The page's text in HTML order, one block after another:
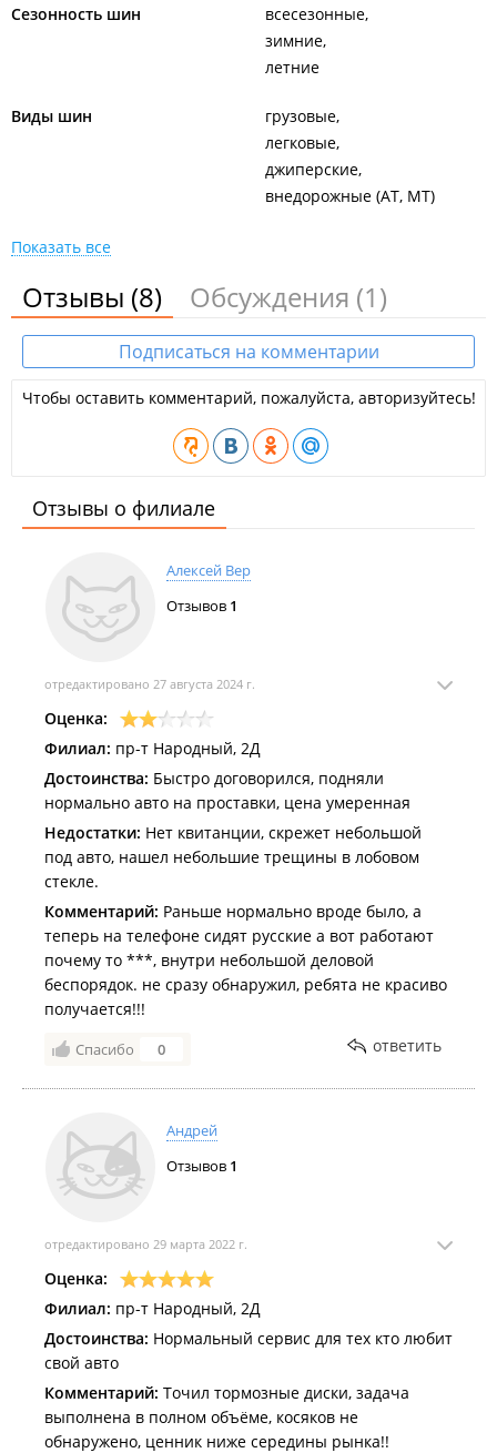
Сезонность шин
всесезонные
зимние
летние
Виды шин
грузовые
легковые
джиперские
внедорожные (AT, MT)
Показать все
Отзывы (8) Обсуждения (1)
Подписаться на комментарии
Чтобы оставить комментарий, пожалуйста, авторизуйтесь!
Отзывы о филиале
Алексей Вер
Отзывов 1
отредактировано 27 августа 2024 г.
Оценка:
Филиал: пр-т Народный, 2Д
Достоинства: Быстро договорился, подняли
нормально авто на проставки, цена умеренная
Недостатки: Нет квитанции, скрежет небольшой
под авто, нашел небольшие трещины в лобовом
стекле.
Комментарий: Раньше нормально вроде было, а
теперь на телефоне сидят русские а вот работают
почему то ***, внутри небольшой деловой
беспорядок. не сразу обнаружил, ребята не красиво
получается!!!
Спасибо 0 ответить
Андрей
Отзывов 1
отредактировано 29 марта 2022 г.
Оценка:
Филиал: пр-т Народный, 2Д
Достоинства: Нормальный сервис для тех кто любит
свой авто
Комментарий: Точил тормозные диски, задача
выполнена в полном объёме, косяков не
обнаружено, ценник ниже середины рынка!!